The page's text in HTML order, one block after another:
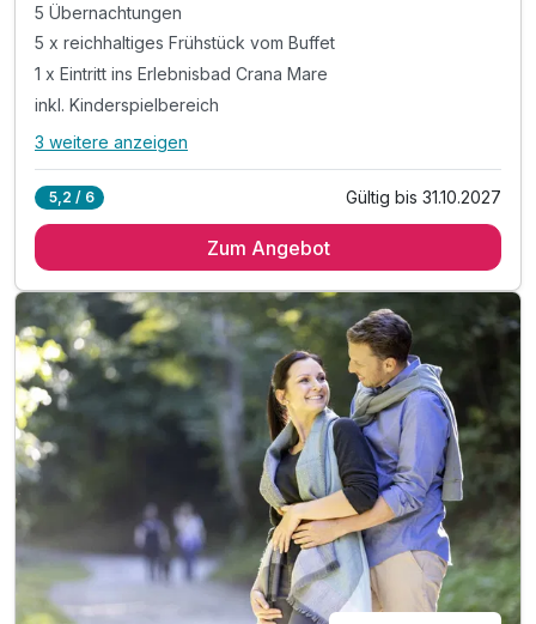
5 Übernachtungen
5 x reichhaltiges Frühstück vom Buffet
1 x Eintritt ins Erlebnisbad Crana Mare
inkl. Kinderspielbereich
Alle Inklusivleistungen
5 x reichhaltiges Frühstück vom Buffet
inkl. Kinderspielbereich
inkl. Outdoor-Spielplatz mit Spielwiese
inkl. Parken in der Nähe vom Festungsgelände
inkl. WLAN
3 weitere anzeigen
5,2 / 6 Gültig bis 31.10.2027
Zum Angebot